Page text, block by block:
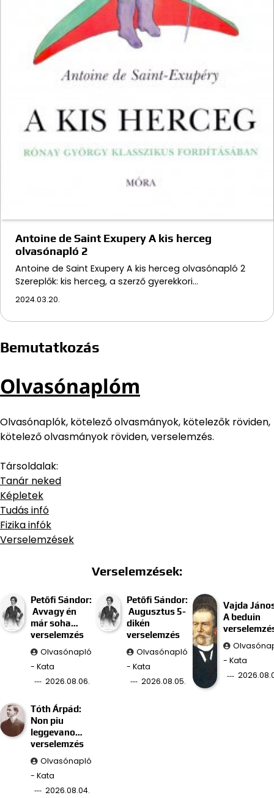
Antoine de Saint Exupery A kis herceg
olvasónapló 2
Antoine de Saint Exupery A kis herceg olvasónapló 2
Szereplők: kis herceg, a szerző gyerekkori…
2024.03.20.
Bemutatkozás
Olvasónaplóm
Olvasónaplók, kötelező olvasmányok, kötelezők röviden,
kötelező olvasmányok röviden, verselemzés.
Társoldalak:
Tanár neked
Képletek
Tudás infó
Fizika infók
Verselemzések
Verselemzések:
Petőfi Sándor:
Avvagy én
már soha…
verselemzés
Olvasónapló
- Kata
2026.08.06.
Petőfi Sándor:
Augusztus 5-
dikén
verselemzés
Olvasónapló
- Kata
2026.08.05.
Vajda
A beduin
- Kata
Tóth Árpád:
Non piu
leggevano…
verselemzés
Olvasónapló
- Kata
2026.08.04.